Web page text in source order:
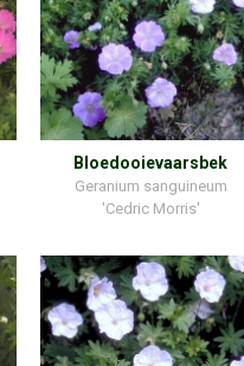
Bloedooievaarsbek
Geranium sanguineum
'Cedric Morris'